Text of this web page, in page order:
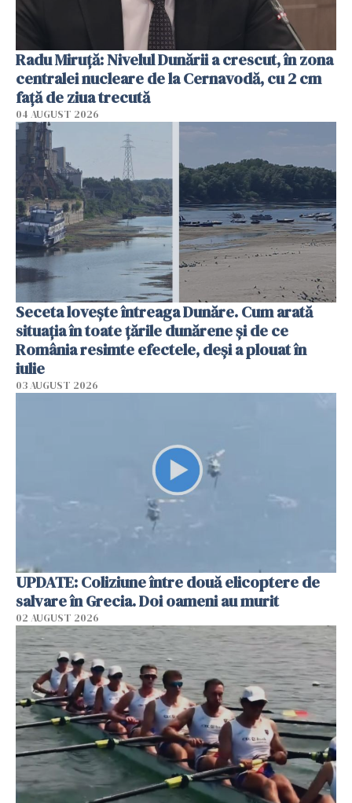
Radu Miruţă: Nivelul Dunării a crescut, în zona
centralei nucleare de la Cernavodă, cu 2 cm
faţă de ziua trecută
04 AUGUST 2026
Seceta lovește întreaga Dunăre. Cum arată
situația în toate țările dunărene și de ce
România resimte efectele, deși a plouat în
iulie
03 AUGUST 2026
UPDATE: Coliziune între două elicoptere de
salvare în Grecia. Doi oameni au murit
02 AUGUST 2026